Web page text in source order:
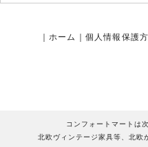
ホーム 個人情報保護
コンフォートマートは
北欧ヴィンテージ家具等、北欧